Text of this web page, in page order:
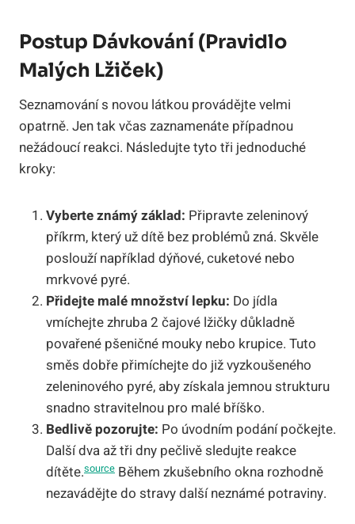
Postup Dávkování (pravidlo
Malých Lžiček)
Seznamování s novou látkou provádějte velmi
opatrně. Jen tak včas zaznamenáte případnou
nežádoucí reakci. Následujte tyto tři jednoduché
kroky:
Vyberte známý základ: Připravte zeleninový
příkrm, který už dítě bez problémů zná. Skvěle
poslouží například dýňové, cuketové nebo
mrkvové pyré.
Přidejte malé množství lepku: Do jídla
vmíchejte zhruba 2 čajové lžičky důkladně
povařené pšeničné mouky nebo krupice. Tuto
směs dobře přimíchejte do již vyzkoušeného
zeleninového pyré, aby získala jemnou strukturu
snadno stravitelnou pro malé bříško.
Bedlivě pozorujte: Po úvodním podání počkejte.
Další dva až tři dny pečlivě sledujte reakce
dítěte.source Během zkušebního okna rozhodně
nezavádějte do stravy další neznámé potraviny.